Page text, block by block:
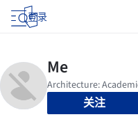
登录
关注